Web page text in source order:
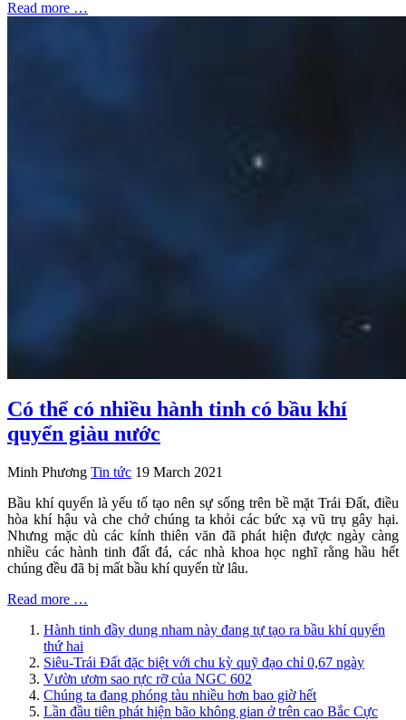
Read more …
Có thể có nhiều hành tinh có bầu khí
quyển giàu nước
Minh Phương Tin tức 19 March 2021
Bầu khí quyển là yếu tố tạo nên sự sống trên bề mặt Trái Đất, điều
hòa khí hậu và che chở chúng ta khỏi các bức xạ vũ trụ gây hại.
Nhưng mặc dù các kính thiên văn đã phát hiện được ngày càng
nhiều các hành tinh đất đá, các nhà khoa học nghĩ rằng hầu hết
chúng đều đã bị mất bầu khí quyển từ lâu.
Read more …
Hành tinh đầy dung nham này đang tự tạo ra bầu khí quyển
thứ hai
Siêu-Trái Đất đặc biệt với chu kỳ quỹ đạo chỉ 0,67 ngày
Vườn ươm sao rực rỡ của NGC 602
Chúng ta đang phóng tàu nhiều hơn bao giờ hết
Lần đầu tiên phát hiện bão không gian ở trên cao Bắc Cực